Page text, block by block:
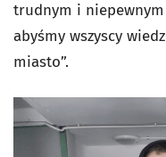
trudnym i niepewnym
abyśmy wszyscy
miasto”.